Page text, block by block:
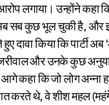
लगाया। उन्होंने कहा
अब सब कुछ भूल चुकी है, और
दावा किया कि पार्टी
और उनके कुछ
कहा कि जो लोग अन्ना
करते थे, वे शीश महल